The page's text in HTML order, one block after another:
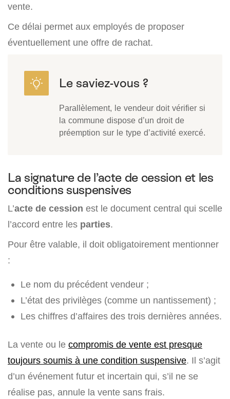
vente.
Ce délai permet aux employés de proposer
éventuellement une offre de rachat.
Parallèlement, le vendeur doit vérifier si
la commune dispose d’un droit de
préemption sur le type d’activité exercé.
La signature de l’acte de cession et les
conditions suspensives
L’acte de cession est le document central qui scelle
l’accord entre les parties.
Pour être valable, il doit obligatoirement mentionner
:
Le nom du précédent vendeur ;
L’état des privilèges (comme un nantissement) ;
Les chiffres d’affaires des trois dernières années.
La vente ou le compromis de vente est presque
toujours soumis à une condition suspensive. Il s’agit
d’un événement futur et incertain qui, s’il ne se
réalise pas, annule la vente sans frais.